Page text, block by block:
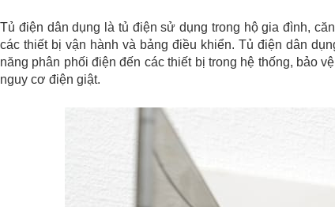
Tủ điện dân dụng là tủ điện sử dụng trong hộ gia đình,
các thiết bị vận hành và bảng điều khiển. Tủ điện dân
năng phân phối điện đến các thiết bị trong hệ thống, bảo
nguy cơ điện giật.